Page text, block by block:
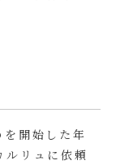
開始した年
ルリュに依頼